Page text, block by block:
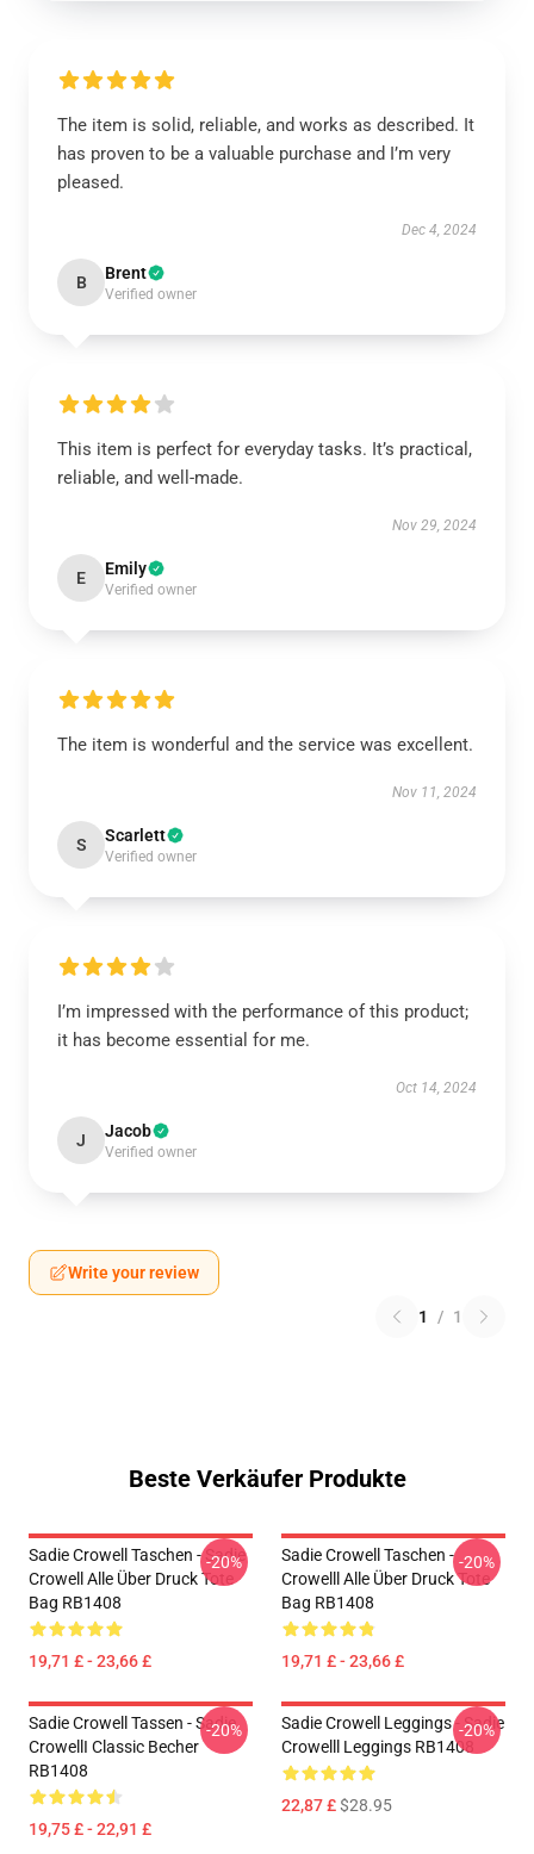
The item is solid, reliable, and works as described. It
has proven to be a valuable purchase and I’m very
pleased.
Dec 4, 2024
B Brent
Verified owner
This item is perfect for everyday tasks. It’s practical,
reliable, and well-made.
Nov 29, 2024
E Emily
Verified owner
The item is wonderful and the service was excellent.
Nov 11, 2024
S Scarlett
Verified owner
I’m impressed with the performance of this product;
it has become essential for me.
Oct 14, 2024
J Jacob
Verified owner
Write your review
1 / 1
Beste Verkäufer Produkte
Sadie Crowell Taschen - Sadie
Crowell Alle Über Druck Tote
Bag RB1408
19,71 £ - 23,66 £
-20%
Sadie Crowell Taschen -
Crowelll Alle Über Druck Tote
Bag RB1408
19,71 £ - 23,66 £
-20%
Sadie Crowell Tassen - Sadie
CrowellI Classic Becher
RB1408
19,75 £ - 22,91 £
-20%
Sadie Crowell Leggings - Sadie
Crowelll Leggings RB1408
22,87 £$28.95
-20%